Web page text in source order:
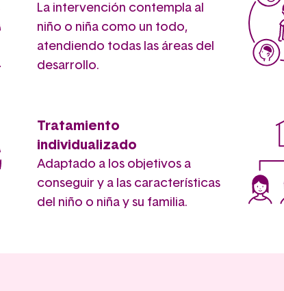
La intervención contempla al
niño o niña como un todo,
atendiendo todas las áreas del
desarrollo.
Tratamiento
individualizado
Adaptado a los objetivos a
conseguir y a las características
del niño o niña y su familia.